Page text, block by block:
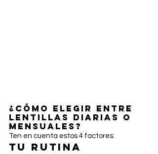
¿Cómo elegir entre
lentillas diarias o
mensuales?
Ten en cuenta estos 4 factores:
Tu rutina